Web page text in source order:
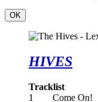
OK
HIVES
Tracklist
1 Come On!